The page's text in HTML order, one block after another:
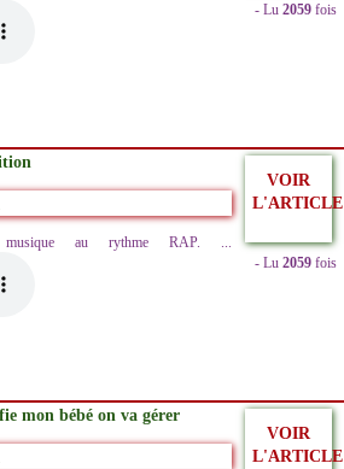
- Lu 2059 fois
musique au rythme RAP. ...
VOIR
L'ARTICLE
- Lu 2059 fois
mon bébé on va gérer
VOIR
L'ARTICLE